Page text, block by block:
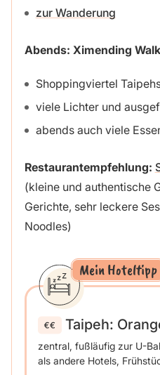
zur Wanderung
Abends: Ximending
Shoppingviertel
viele Lichter und
abends auch viele
Restaurantempfehlung:
(kleine und authentische
Gerichte, sehr leckere
Noodles)
Mein Hoteltipp
Taipeh:
zentral, fußläufig zur U-
als andere Hotels,